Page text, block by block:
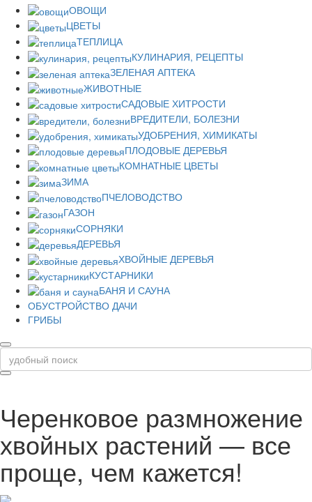
ОВОЩИ
ЦВЕТЫ
ТЕПЛИЦА
КУЛИНАРИЯ, РЕЦЕПТЫ
ЗЕЛЕНАЯ АПТЕКА
ЖИВОТНЫЕ
САДОВЫЕ ХИТРОСТИ
ВРЕДИТЕЛИ, БОЛЕЗНИ
УДОБРЕНИЯ, ХИМИКАТЫ
ПЛОДОВЫЕ ДЕРЕВЬЯ
КОМНАТНЫЕ ЦВЕТЫ
ЗИМА
ПЧЕЛОВОДСТВО
ГАЗОН
СОРНЯКИ
ДЕРЕВЬЯ
ХВОЙНЫЕ ДЕРЕВЬЯ
КУСТАРНИКИ
БАНЯ И САУНА
ОБУСТРОЙСТВО ДАЧИ
ГРИБЫ
Черенковое размножение
хвойных растений — все
проще, чем кажется!